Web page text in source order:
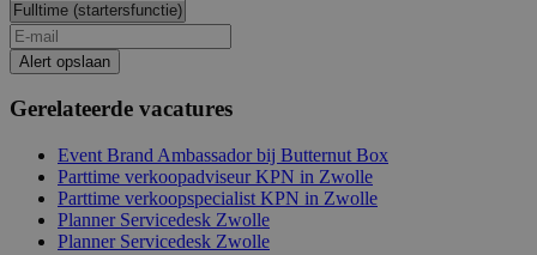
Alert opslaan
Gerelateerde vacatures
Event Brand Ambassador bij Butternut Box
Parttime verkoopadviseur KPN in Zwolle
Parttime verkoopspecialist KPN in Zwolle
Planner Servicedesk Zwolle
Planner Servicedesk Zwolle